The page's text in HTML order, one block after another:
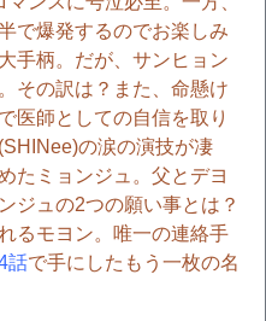
で爆発するのでお楽しみ
手柄。だが、サンヒョン
その訳は？また、命懸け
医師としての自信を取り
の涙の演技が凄
たミョンジュ。父とデヨ
ジュの2つの願い事とは？
るモヨン。唯一の連絡手
話で手にしたもう一枚の名